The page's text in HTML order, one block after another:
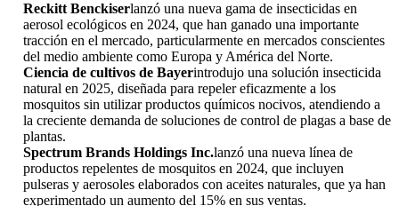
Reckitt Benckiserlanzó una nueva gama de insecticidas en
aerosol ecológicos en 2024, que han ganado una importante
tracción en el mercado, particularmente en mercados conscientes
del medio ambiente como Europa y América del Norte.
Ciencia de cultivos de Bayerintrodujo una solución insecticida
natural en 2025, diseñada para repeler eficazmente a los
mosquitos sin utilizar productos químicos nocivos, atendiendo a
la creciente demanda de soluciones de control de plagas a base de
plantas.
Spectrum Brands Holdings Inc.lanzó una nueva línea de
productos repelentes de mosquitos en 2024, que incluyen
pulseras y aerosoles elaborados con aceites naturales, que ya han
experimentado un aumento del 15% en sus ventas.